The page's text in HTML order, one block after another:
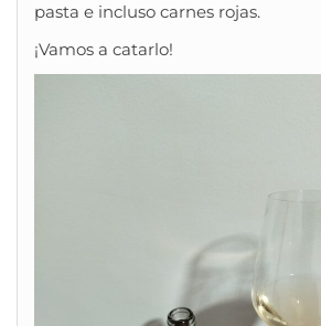
pasta e incluso carnes rojas.
¡Vamos a catarlo!